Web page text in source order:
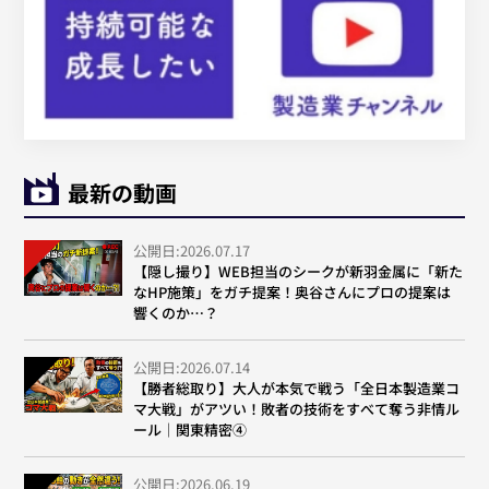
最新の動画
公開日:2026.07.17
【隠し撮り】WEB担当のシークが新羽金属に「新た
なHP施策」をガチ提案！奥谷さんにプロの提案は
響くのか…？
公開日:2026.07.14
【勝者総取り】大人が本気で戦う「全日本製造業コ
マ大戦」がアツい！敗者の技術をすべて奪う非情ル
ール｜関東精密④
公開日:2026.06.19